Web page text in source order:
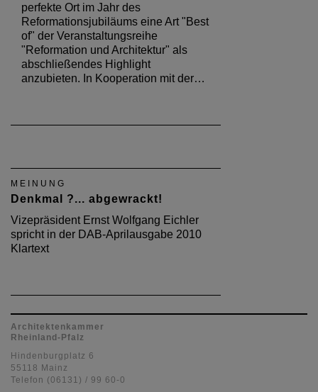
perfekte Ort im Jahr des
Reformationsjubiläums eine Art "Best
of" der Veranstaltungsreihe
"Reformation und Architektur" als
abschließendes Highlight
anzubieten. In Kooperation mit der…
MEINUNG
Denkmal ?... abgewrackt!
Vizepräsident Ernst Wolfgang Eichler
spricht in der DAB-Aprilausgabe 2010
Klartext
Architektenkammer
Rheinland-Pfalz
Hindenburgplatz 6
55118 Mainz
Telefon (06131) / 99 60-0